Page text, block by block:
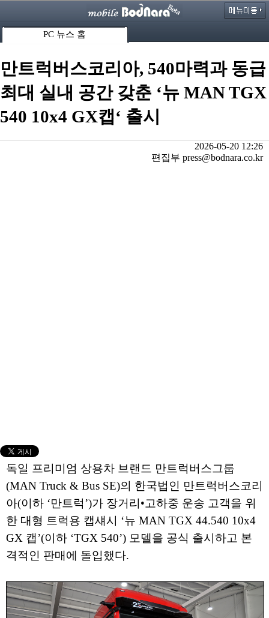
PC 뉴스 홈
만트럭버스코리아, 540마력과 동급
최대 실내 공간 갖춘 ‘뉴 MAN TGX
540 10x4 GX캡‘ 출시
2026-05-20 12:26
편집부 press@bodnara.co.kr
독일 프리미엄 상용차 브랜드 만트럭버스그룹
(MAN Truck & Bus SE)의 한국법인 만트럭버스코리
아(이하 ‘만트럭’)가 장거리•고하중 운송 고객을 위
한 대형 트럭용 캡섀시 ‘뉴 MAN TGX 44.540 10x4
GX 캡’(이하 ‘TGX 540’) 모델을 공식 출시하고 본
격적인 판매에 돌입했다.